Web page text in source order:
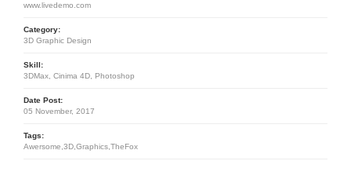
www.livedemo.com
Category:
3D Graphic Design
Skill:
3DMax, Cinima 4D, Photoshop
Date Post:
05 November, 2017
Tags:
Awersome,3D,Graphics,TheFox